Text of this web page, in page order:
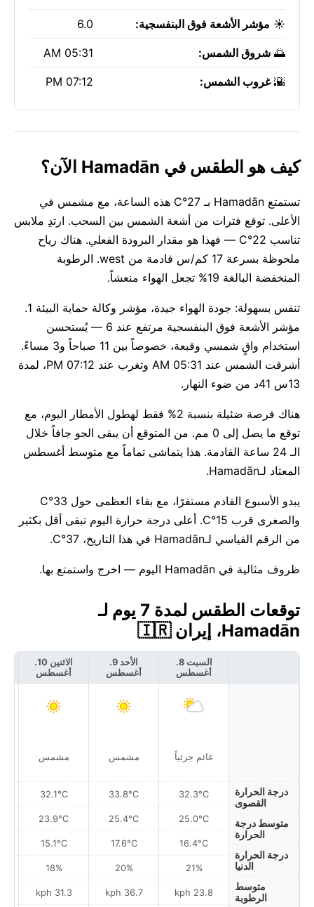
☀️ مؤشر الأشعة فوق البنفسجية: 6.0
🌅 شروق الشمس: 05:31 AM
🌇غروب الشمس: 07:12 PM
كيف هو الطقس في Hamadān الآن؟
تستمتع Hamadān بـ 27°C هذه الساعة، مع مشمس في
الأعلى. توقع فترات من أشعة الشمس بين السحب. ارتدِ ملابس
تناسب 22°C — فهذا هو مقدار البرودة الفعلي. هناك رياح
ملحوظة بسرعة 17 كم/س قادمة من west. الرطوبة
المنخفضة البالغة 19% تجعل الهواء منعشاً.
تنفس بسهولة: جودة الهواء جيدة، مؤشر وكالة حماية البيئة 1.
مؤشر الأشعة فوق البنفسجية مرتفع عند 6 — يُستحسن
استخدام واقٍ شمسي وقبعة، خصوصاً بين 11 صباحاً و3 مساءً.
أشرقت الشمس عند 05:31 AM وتغرب عند 07:12 PM، لمدة
13س 41د من ضوء النهار.
هناك فرصة ضئيلة بنسبة 2% فقط لهطول الأمطار اليوم، مع
توقع ما يصل إلى 0 مم. من المتوقع أن يبقى الجو جافاً خلال
الـ 24 ساعة القادمة. هذا يتماشى تماماً مع متوسط أغسطس
المعتاد لـHamadān.
يبدو الأسبوع القادم مستقرًا، مع بقاء العظمى حول 33°C
والصغرى قرب 15°C. أعلى درجة حرارة اليوم تبقى أقل بكثير
من الرقم القياسي لـHamadān في هذا التاريخ، 37°C.
ظروف مثالية في Hamadān اليوم — اخرج واستمتع بها.
توقعات الطقس لمدة 7 يوم لـ
Hamadān، إيران 🇮🇷
درجة الحرارة
القصوى
متوسط درجة
الحرارة
درجة الحرارة
الدنيا
متوسط
الرطوبة
السبت 8.
أغسطس
غائم جزئياً
32.3°C
25.0°C
16.4°C
21%
23.8 kph
الأحد 9.
أغسطس
مشمس
33.8°C
25.4°C
17.6°C
20%
36.7 kph
الاثنين 10.
أغسطس
مشمس
32.1°C
23.9°C
15.1°C
18%
31.3 kph